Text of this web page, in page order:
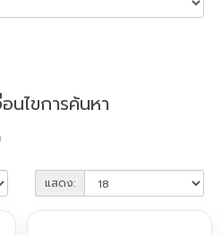
ไขการค้นหา
แสดง: